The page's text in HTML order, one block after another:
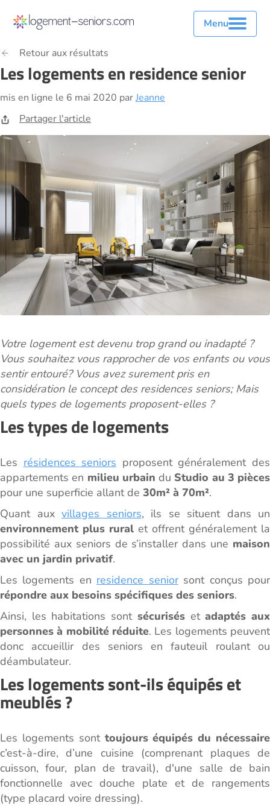
Menu
Retour aux résultats
Les logements en residence senior
mis en ligne le 6 mai 2020 parJeanne
Partager l'article
Votre logement est devenu trop grand ou inadapté ?
Vous souhaitez vous rapprocher de vos enfants ou vous
sentir entouré? Vous avez surement pris en
considération le concept des residences seniors; Mais
quels types de logements proposent-elles ?
Les types de logements
Les résidences seniors proposent généralement des
appartements en milieu urbain du Studio au 3 pièces
pour une superficie allant de 30m² à 70m².
Quant aux villages seniors, ils se situent dans un
environnement plus rural et offrent généralement la
possibilité aux seniors de s’installer dans une maison
avec un jardin privatif.
Les logements en residence seniorsont conçus pour
répondre aux besoins spécifiques des seniors.
Ainsi, les habitations sont sécurisésetadaptés aux
personnes à mobilité réduite. Les logements peuvent
donc accueillir des seniors en fauteuil roulant ou
déambulateur.
Les logements sont-ils équipés et
meublés ?
Les logements sont toujours équipés du nécessaire
c’est-à-dire, d’une cuisine (comprenant plaques de
cuisson, four, plan de travail), d'une salle de bain
fonctionnelle avec douche plate et de rangements
(type placard voire dressing).